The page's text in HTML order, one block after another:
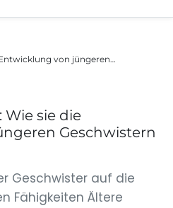
von jüngeren…
Wie sie die
Geschwistern
Geschwister auf die
Fähigkeiten Ältere